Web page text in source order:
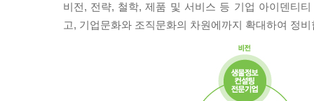
비전, 전략, 철학, 제품 및 서비스 등 기업 아이덴티
고, 기업문화와 조직문화의 차원에까지 확대하여 정